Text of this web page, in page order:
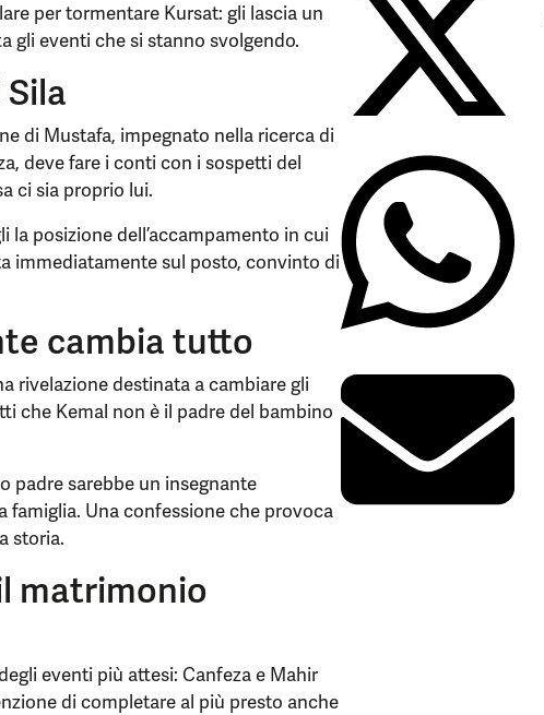
per tormentare Kursat: gli lascia un
gli eventi che si stanno svolgendo.
di Mustafa, impegnato nella ricerca di
deve fare i conti con i sospetti del
ci sia proprio lui.
la posizione dell’accampamento in cui
immediatamente sul posto, convinto di
cambia tutto
rivelazione destinata a cambiare gli
che Kemal non è il padre del bambino
padre sarebbe un insegnante
famiglia. Una confessione che provoca
storia.
matrimonio
eventi più attesi: Canfeza e Mahir
di completare al più presto anche